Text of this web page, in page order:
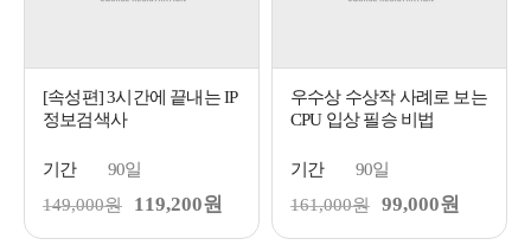
[속성편] 3시간에 끝내는 IP
정보검색사
기간
90일
149,000원
119,200원
우수상 수상작 사례로 보는
CPU 입상 필승 비법
기간
90일
161,000원
99,000원